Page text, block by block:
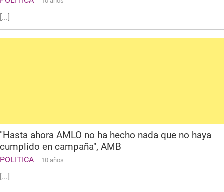
[...]
"Hasta ahora AMLO no ha hecho nada que no haya
cumplido en campaña", AMB
POLITICA 10 años
[...]